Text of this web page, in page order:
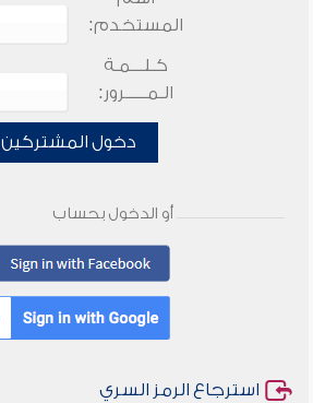
المستخدم:
كـلـــمـة
الـمـــــرور:
دخول المشتركين
أو الدخول بحساب
استرجاع الرمز السري